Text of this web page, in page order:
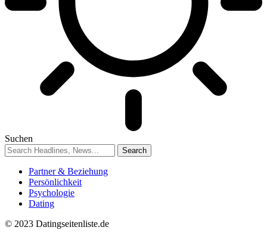
Suchen
Partner & Beziehung
Persönlichkeit
Psychologie
Dating
© 2023 Datingseitenliste.de